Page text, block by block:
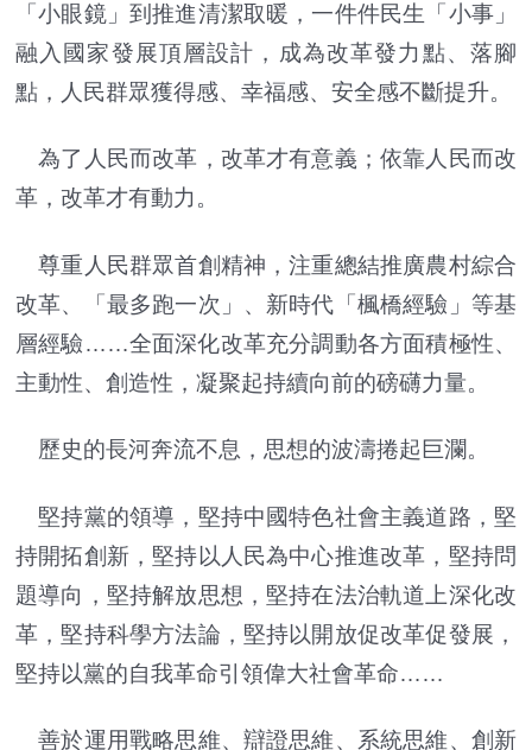
「小眼鏡」到推進清潔取暖，一件件民生「小事」
融入國家發展頂層設計，成為改革發力點、落腳
點，人民群眾獲得感、幸福感、安全感不斷提升。
為了人民而改革，改革才有意義；依靠人民而改
革，改革才有動力。
尊重人民群眾首創精神，注重總結推廣農村綜合
改革、「最多跑一次」、新時代「楓橋經驗」等基
層經驗……全面深化改革充分調動各方面積極性、
主動性、創造性，凝聚起持續向前的磅礴力量。
歷史的長河奔流不息，思想的波濤捲起巨瀾。
堅持黨的領導，堅持中國特色社會主義道路，堅
持開拓創新，堅持以人民為中心推進改革，堅持問
題導向，堅持解放思想，堅持在法治軌道上深化改
革，堅持科學方法論，堅持以開放促改革促發展，
堅持以黨的自我革命引領偉大社會革命……
善於運用戰略思維、辯證思維、系統思維、創新